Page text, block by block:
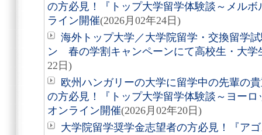
の方必見！『トップ大学留学体験談～メル
ライン開催(2026月02年24日)
海外トップ大学／大学院留学・交換留学
ン 春の学割キャンペーンにて高校生・大学
22日)
欧州ハンガリーの大学に留学中の先輩の
の方必見！『トップ大学留学体験談～ヨー
オンライン開催(2026月02年20日)
大学院留学奨学金志望者の方必見！『ア